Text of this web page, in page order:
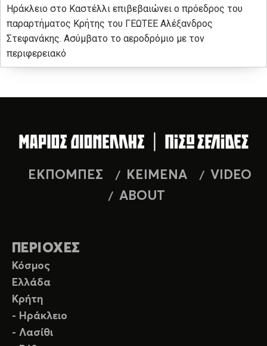
Ηράκλειο στο Καστέλλι επιβεβαιώνει ο πρόεδρος του
παραρτήματος Κρήτης του ΓΕΩΤΕΕ Αλέξανδρος
Στεφανάκης. Ασύμβατο το αεροδρόμιο με τον
περιφερειακό
ΕΚΠΟΜΠΕΣ ΚΕΙΜΕΝΑ
VIDEO
ABOUT
ΠΕΡΙΟΧΕΣ
Κόσμος
Ελλάδα
Κρήτη
- Ηράκλειο
- Λασίθι